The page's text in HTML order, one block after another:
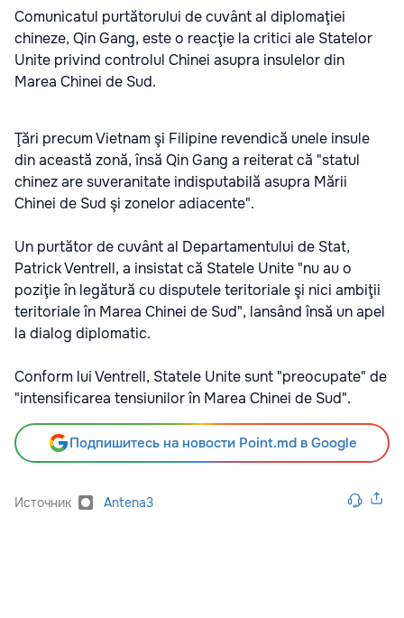
Comunicatul purtătorului de cuvânt al diplomaţiei
chineze, Qin Gang, este o reacţie la critici ale Statelor
Unite privind controlul Chinei asupra insulelor din
Marea Chinei de Sud.
Ţări precum Vietnam şi Filipine revendică unele insule
din această zonă, însă Qin Gang a reiterat că "statul
chinez are suveranitate indisputabilă asupra Mării
Chinei de Sud şi zonelor adiacente".
Un purtător de cuvânt al Departamentului de Stat,
Patrick Ventrell, a insistat că Statele Unite "nu au o
poziţie în legătură cu disputele teritoriale şi nici ambiţii
teritoriale în Marea Chinei de Sud", lansând însă un apel
la dialog diplomatic.
Conform lui Ventrell, Statele Unite sunt "preocupate" de
"intensificarea tensiunilor în Marea Chinei de Sud".
Подпишитесь на новости Point.md в Google
Источник Antena3